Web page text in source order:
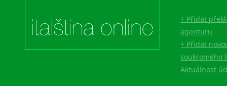
+ Přidat
agenturu
+ Přidat
soukromého
Aktuálnost